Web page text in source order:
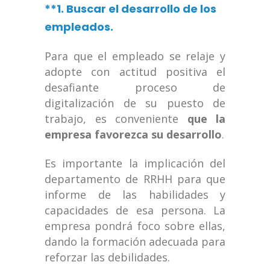
**1. Buscar el desarrollo de los
empleados.
Para que el empleado se relaje y
adopte con actitud positiva el
desafiante proceso de
digitalización de su puesto de
trabajo, es conveniente que la
empresa favorezca su desarrollo.
Es importante la implicación del
departamento de RRHH para que
informe de las habilidades y
capacidades de esa persona. La
empresa pondrá foco sobre ellas,
dando la formación adecuada para
reforzar las debilidades.